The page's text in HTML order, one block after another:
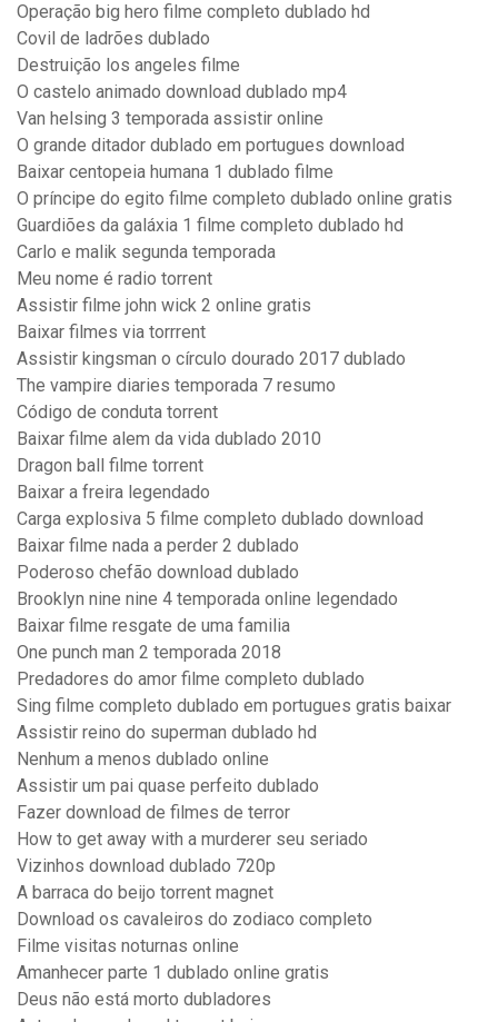
Operação big hero filme completo dublado hd
Covil de ladrões dublado
Destruição los angeles filme
O castelo animado download dublado mp4
Van helsing 3 temporada assistir online
O grande ditador dublado em portugues download
Baixar centopeia humana 1 dublado filme
O príncipe do egito filme completo dublado online gratis
Guardiões da galáxia 1 filme completo dublado hd
Carlo e malik segunda temporada
Meu nome é radio torrent
Assistir filme john wick 2 online gratis
Baixar filmes via torrrent
Assistir kingsman o círculo dourado 2017 dublado
The vampire diaries temporada 7 resumo
Código de conduta torrent
Baixar filme alem da vida dublado 2010
Dragon ball filme torrent
Baixar a freira legendado
Carga explosiva 5 filme completo dublado download
Baixar filme nada a perder 2 dublado
Poderoso chefão download dublado
Brooklyn nine nine 4 temporada online legendado
Baixar filme resgate de uma familia
One punch man 2 temporada 2018
Predadores do amor filme completo dublado
Sing filme completo dublado em portugues gratis baixar
Assistir reino do superman dublado hd
Nenhum a menos dublado online
Assistir um pai quase perfeito dublado
Fazer download de filmes de terror
How to get away with a murderer seu seriado
Vizinhos download dublado 720p
A barraca do beijo torrent magnet
Download os cavaleiros do zodiaco completo
Filme visitas noturnas online
Amanhecer parte 1 dublado online gratis
Deus não está morto dubladores